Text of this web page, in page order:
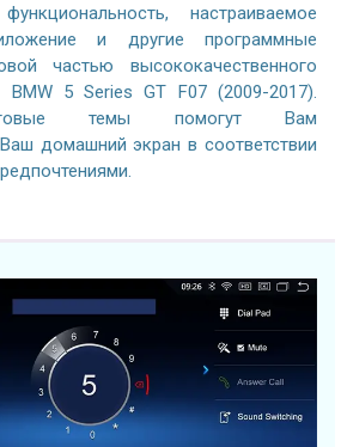
настраиваемое
и другие программные
частью высококачественного
BMW 5 Series GT F07 (2009-2017).
темы помогут Вам
домашний экран в соответствии